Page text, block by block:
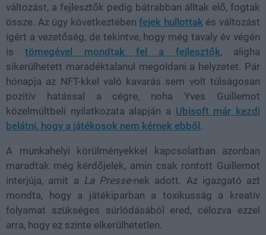
változást, a fejlesztők pedig bátrabban álltak elő, fogtak
össze. Az ügy következtébenfejek hullottak és változást
ígért a vezetőség, de tekintve, hogy még tavaly év végén
istömegével mondtak fel a fejlesztők, aligha
sikerülhetett maradéktalanul megoldani a helyzetet. Pár
hónapja az NFT-kkel való kavarás sem volt túlságosan
pozitív hatással a cégre, noha Yves Guillemot
közelmúltbeli nyilatkozata alapján a Ubisoft már kezdi
belátni, hogy a játékosok nem kérnek ebből.
A munkahelyi körülményekkel kapcsolatban azonban
maradtak még kérdőjelek, amin csak rontott Guillemot
interjúja, amit a La Presse-nek adott. Az igazgató azt
mondta, hogy a játékiparban a toxikusság a kreatív
folyamat szükséges súrlódásából ered, célozva ezzel
arra, hogy ez szinte elkerülhetetlen.